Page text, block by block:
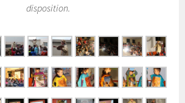
disposition.